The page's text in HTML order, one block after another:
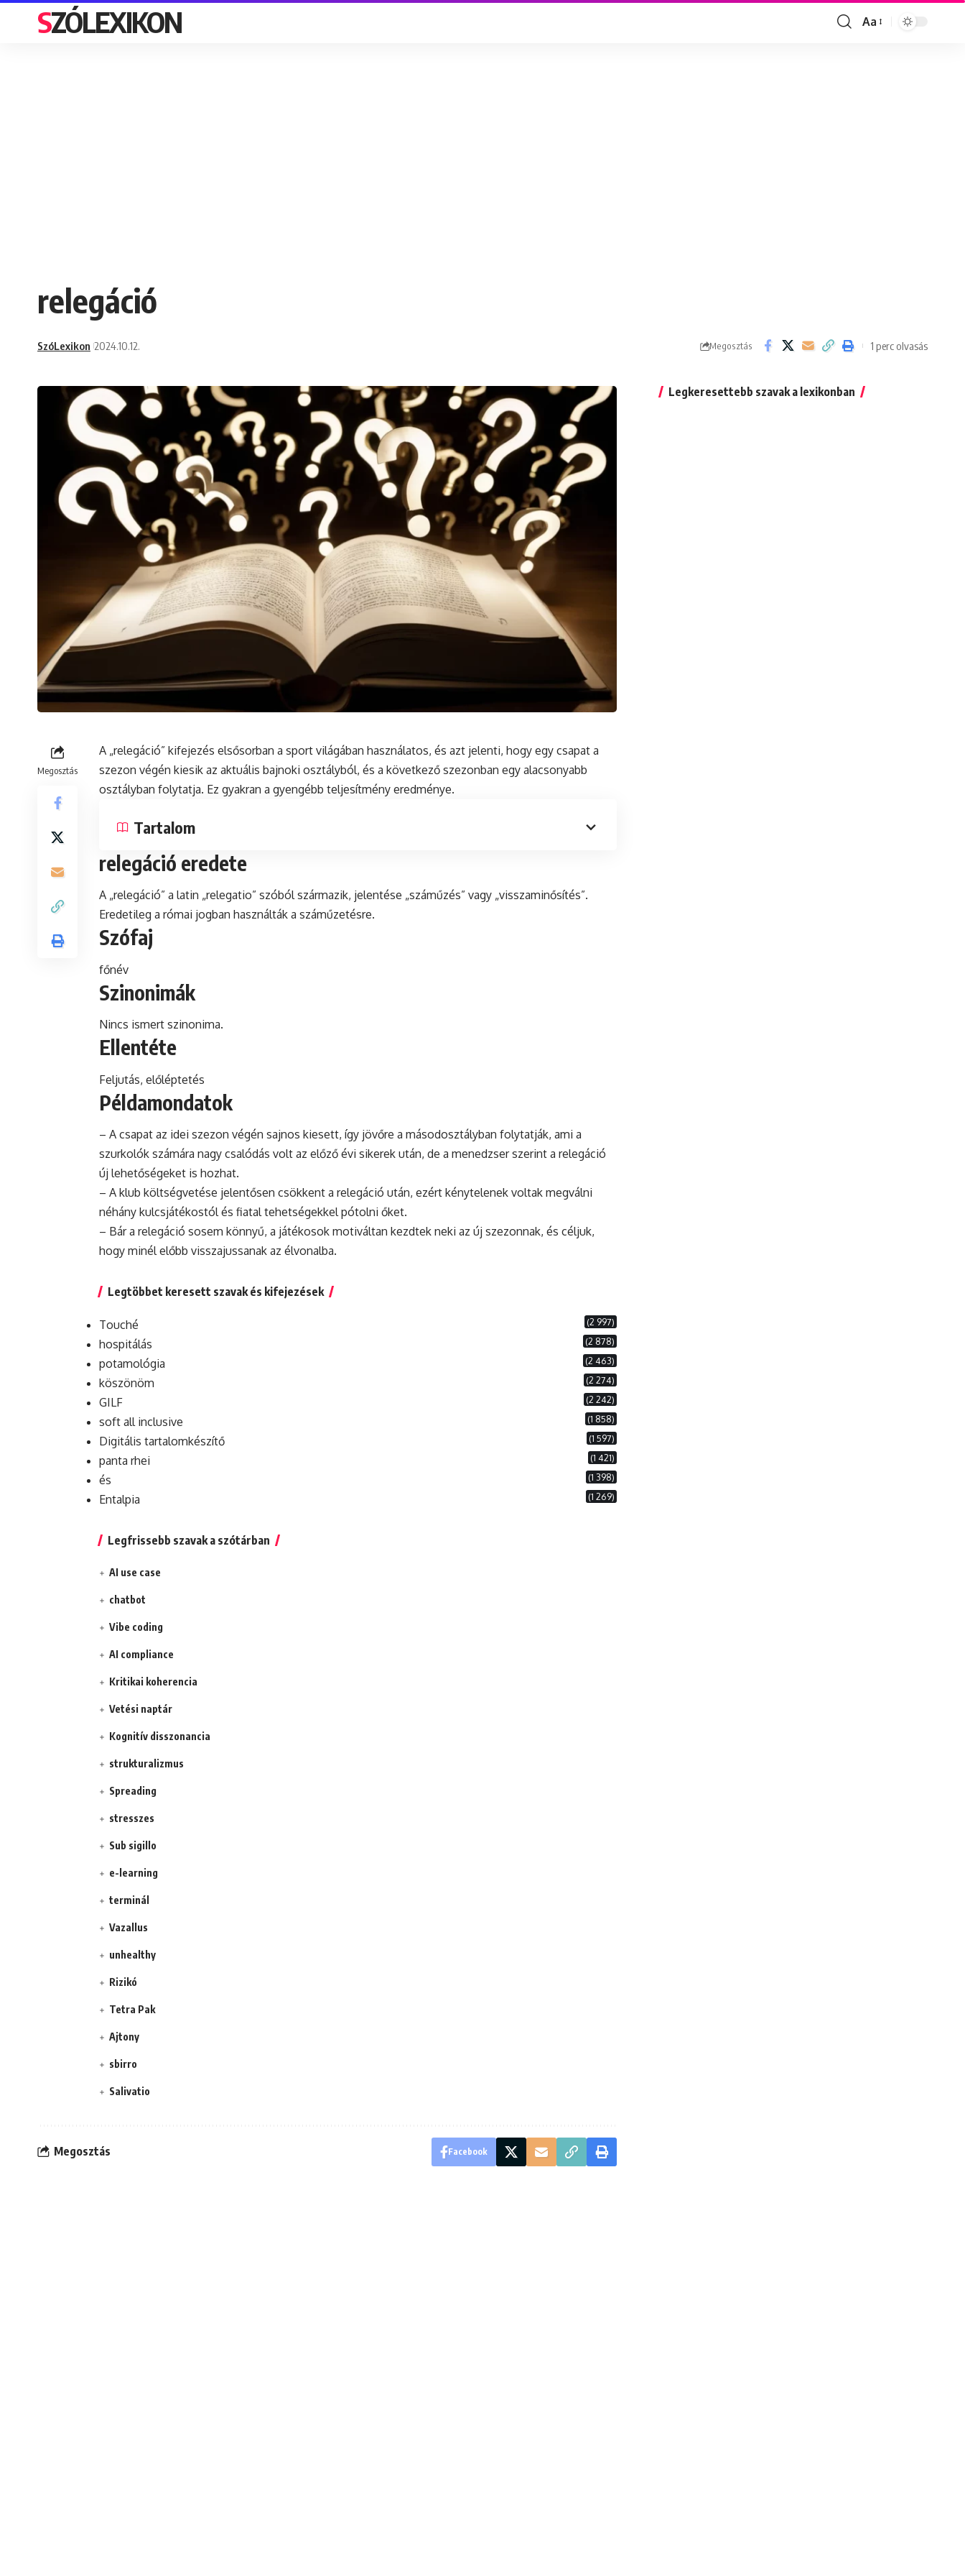
SZÓLEXIKON
Font
Aa
relegáció
SzóLexikon 2024.10.12. Megosztás 1 perc olvasás
Megosztás
A „relegáció” kifejezés elsősorban a sport világában használatos, és azt jelenti, hogy egy csapat a
szezon végén kiesik az aktuális bajnoki osztályból, és a következő szezonban egy alacsonyabb
osztályban folytatja. Ez gyakran a gyengébb teljesítmény eredménye.
Tartalom
relegáció eredete
A „relegáció” a latin „relegatio” szóból származik, jelentése „száműzés” vagy „visszaminősítés”.
Eredetileg a római jogban használták a száműzetésre.
Szófaj
főnév
Szinonimák
Nincs ismert szinonima.
Ellentéte
Feljutás, előléptetés
Példamondatok
– A csapat az idei szezon végén sajnos kiesett, így jövőre a másodosztályban folytatják, ami a
szurkolók számára nagy csalódás volt az előző évi sikerek után, de a menedzserszerint a relegáció
új lehetőségeket is hozhat.
– A klub költségvetése jelentősen csökkent a relegáció után, ezért kénytelenek voltak megválni
néhány kulcsjátékostól és fiatal tehetségekkel pótolni őket.
– Bár a relegáció sosem könnyű, a játékosok motiváltan kezdtek neki az új szezonnak, és céljuk,
hogy minél előbb visszajussanak az élvonalba.
Legtöbbet keresett szavak és kifejezések
Touché (2 997)
hospitálás (2 878)
potamológia (2 463)
köszönöm (2 274)
GILF (2 242)
soft all inclusive (1 858)
Digitális tartalomkészítő (1 597)
panta rhei (1 421)
és (1 398)
Entalpia (1 269)
Legfrissebb szavak a szótárban
AI use case
chatbot
Vibe coding
AI compliance
Kritikai koherencia
Vetési naptár
Kognitív disszonancia
strukturalizmus
Spreading
stresszes
Sub sigillo
e-learning
terminál
Vazallus
unhealthy
Rizikó
Tetra Pak
Ajtony
sbirro
Salivatio
Megosztás Facebook
Legkeresettebb szavak a lexikonban